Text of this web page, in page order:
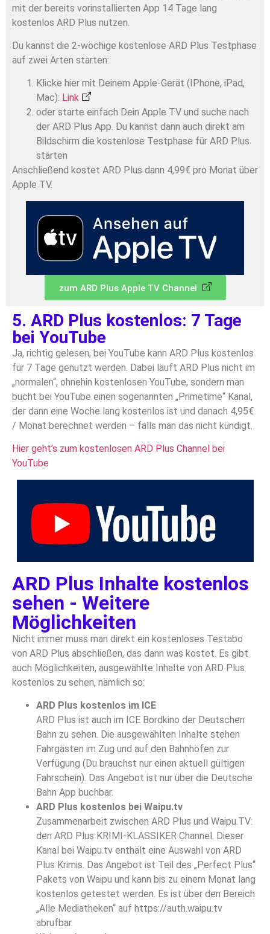
mit der bereits vorinstallierten App 14 Tage lang
kostenlos ARD Plus nutzen.
Du kannst die 2-wöchige kostenlose ARD Plus Testphase
auf zwei Arten starten:
Klicke hier mit Deinem Apple-Gerät (IPhone, iPad,
Mac): Link
oder starte einfach Dein Apple TV und suche nach
der ARD Plus App. Du kannst dann auch direkt am
Bildschirm die kostenlose Testphase für ARD Plus
starten
Anschließend kostet ARD Plus dann 4,99€ pro Monat über
Apple TV.
zum ARD Plus Apple TV Channel
5. ARD Plus kostenlos: 7 Tage
bei YouTube
Ja, richtig gelesen, bei YouTube kann ARD Plus kostenlos
für 7 Tage genutzt werden. Dabei läuft ARD Plus nicht im
„normalen“, ohnehin kostenlosen YouTube, sondern man
bucht bei YouTube einen sogenannten „Primetime“ Kanal,
der dann eine Woche lang kostenlos ist und danach 4,95€
/ Monat berechnet werden – falls man das nicht kündigt.
Hier geht’s zum kostenlosen ARD Plus Channel bei
YouTube
ARD Plus Inhalte kostenlos
sehen - Weitere
Möglichkeiten
Nicht immer muss man direkt ein kostenloses Testabo
von ARD Plus abschließen, das dann was kostet. Es gibt
auch Möglichkeiten, ausgewählte Inhalte von ARD Plus
kostenlos zu sehen, nämlich so:
ARD Plus kostenlos im ICE
ARD Plus ist auch im ICE Bordkino der Deutschen
Bahn zu sehen. Die ausgewählten Inhalte stehen
Fahrgästen im Zug und auf den Bahnhöfen zur
Verfügung (Du brauchst nur einen aktuell gültigen
Fahrschein). Das Angebot ist nur über die Deutsche
Bahn App buchbar.
ARD Plus kostenlos bei Waipu.tv
Zusammenarbeit zwischen ARD Plus und Waipu.TV:
den ARD Plus KRIMI-KLASSIKER Channel. Dieser
Kanal bei Waipu.tv enthält eine Auswahl von ARD
Plus Krimis. Das Angebot ist Teil des „Perfect Plus“
Pakets von Waipu und kann bis zu einem Monat lang
kostenlos getestet werden. Es ist über den Bereich
„Alle Mediatheken“ auf https://auth.waipu.tv
abrufbar.